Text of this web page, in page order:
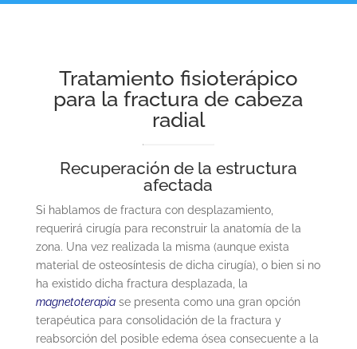
Tratamiento fisioterápico
para la fractura de cabeza
radial
Recuperación de la estructura
afectada
Si hablamos de fractura con desplazamiento,
requerirá cirugía para reconstruir la anatomía de la
zona. Una vez realizada la misma (aunque exista
material de osteosíntesis de dicha cirugía), o bien si no
ha existido dicha fractura desplazada, la
magnetoterapiase presenta como una gran opción
terapéutica para consolidación de la fractura y
reabsorción del posible edema ósea consecuente a la